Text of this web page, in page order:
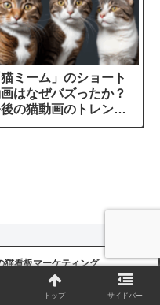
猫ミーム」のショート
はなぜバズったか？
の猫動画のトレンド
向
猫看板マーケティング
くの人々の心を掴む「ネコノミクス」。
やサービスは、大きな経済効果をもたら
猫の看板を活用したマーケティングの事
施策で売上を伸ばす戦略を考えてみま
トップ サイドバー